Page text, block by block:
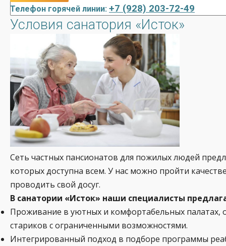
Телефон горячей линии: +7 (928) 203-72-49
Условия санатория «Исток»
Сеть частных пансионатов для пожилых людей
которых доступна всем. У нас можно пройти
проводить свой досуг.
В санатории «Исток» наши специалисты
Проживание в уютных и комфортабельных
стариков с ограниченными возможностями.
Интегрированный подход в подборе программы